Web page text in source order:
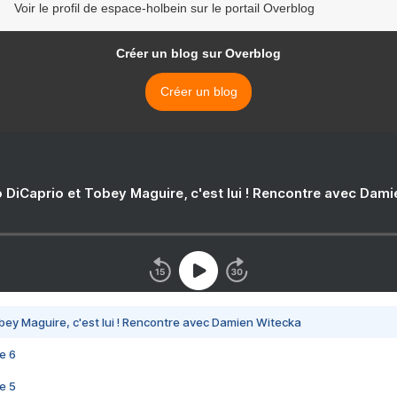
Voir le profil de espace-holbein sur le portail Overblog
Créer un blog sur Overblog
Créer un blog
DiCaprio et Tobey Maguire, c'est lui ! Rencontre avec
Maguire, c'est lui ! Rencontre avec Damien Witecka
6
5